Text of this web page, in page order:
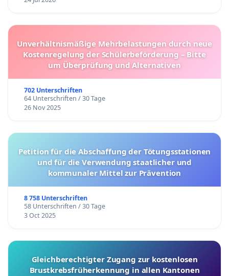
Unverhältnismäßige Mehrbelastungen durch neue
Kostenregelung der Schülerbeförderung – Bitte
um Überprüfung und Alternativen
702 Unterschriften
64 Unterschriften / 30 Tage
26 Nov 2025
Petition für die Abschaffung der Tötungsstationen
und für die Verwendung staatlicher und
kommunaler Mittel zur Prävention
8 758 Unterschriften
58 Unterschriften / 30 Tage
3 Oct 2025
Gleichberechtigter Zugang zur kostenlosen
Brustkrebsfrüherkennung in allen Kantonen